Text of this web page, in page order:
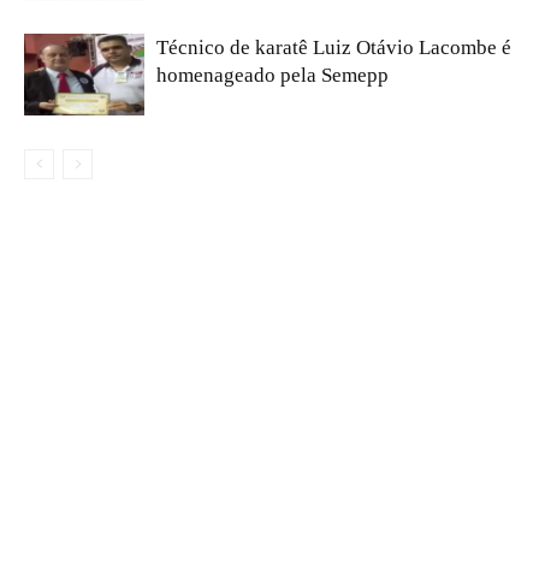
Técnico de karatê Luiz Otávio Lacombe é
homenageado pela Semepp